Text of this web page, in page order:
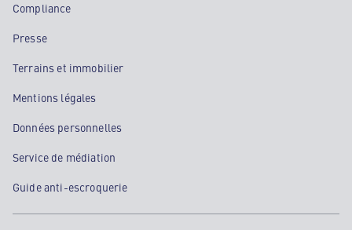
Compliance
Presse
Terrains et immobilier
Mentions légales
Données personnelles
Service de médiation
Guide anti-escroquerie